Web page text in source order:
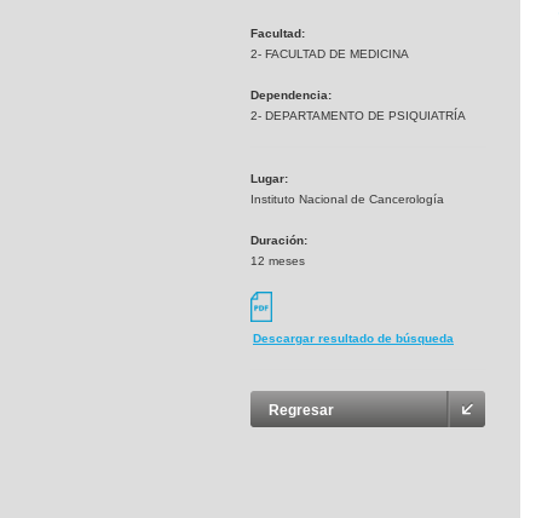
Facultad:
2- FACULTAD DE MEDICINA
Dependencia:
2- DEPARTAMENTO DE PSIQUIATRÍA
Lugar:
Instituto Nacional de Cancerología
Duración:
12 meses
Descargar resultado de búsqueda
Regresar